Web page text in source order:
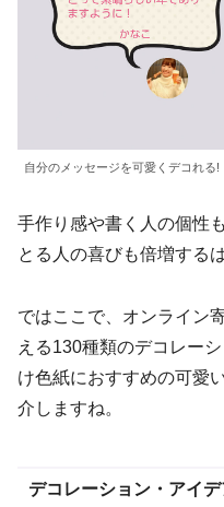
自分のメッセージを可愛くデコれる!
手作り感や書く人の個性
とる人の喜びも倍増する
ではここで、オンライン
える130種類のデコレー
け色紙におすすめの可愛
介しますね。
デコレーション・アイ